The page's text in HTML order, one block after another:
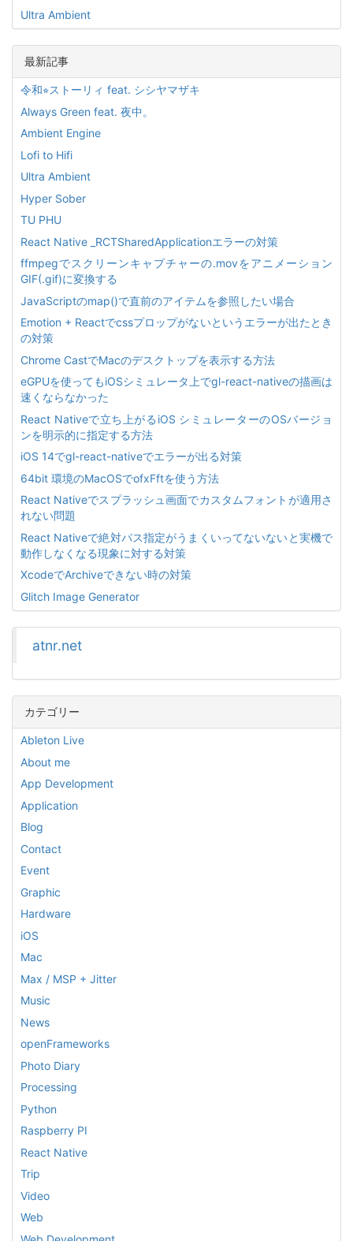
Ultra Ambient
最新記事
令和⭐︎ストーリィ feat. シシヤマザキ
Always Green feat. 夜中。
Ambient Engine
Lofi to Hifi
Ultra Ambient
Hyper Sober
TU PHU
React Native _RCTSharedApplicationエラーの対策
ffmpegでスクリーンキャプチャーの.movをアニメーション
GIF(.gif)に変換する
JavaScriptのmap()で直前のアイテムを参照したい場合
Emotion + Reactでcssプロップがないというエラーが出たとき
の対策
Chrome CastでMacのデスクトップを表示する方法
eGPUを使ってもiOSシミュレータ上でgl-react-nativeの描画は
速くならなかった
React Nativeで立ち上がるiOS シミュレーターのOSバージョ
ンを明示的に指定する方法
iOS 14でgl-react-nativeでエラーが出る対策
64bit 環境のMacOSでofxFftを使う方法
React Nativeでスプラッシュ画面でカスタムフォントが適用さ
れない問題
React Nativeで絶対パス指定がうまくいってないないと実機で
動作しなくなる現象に対する対策
XcodeでArchiveできない時の対策
Glitch Image Generator
atnr.net
カテゴリー
Ableton Live
About me
App Development
Application
Blog
Contact
Event
Graphic
Hardware
iOS
Mac
Max / MSP + Jitter
Music
News
openFrameworks
Photo Diary
Processing
Python
Raspberry PI
React Native
Trip
Video
Web